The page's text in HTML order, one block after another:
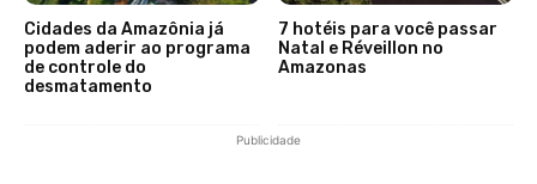
Cidades da Amazônia já
podem aderir ao programa
de controle do
desmatamento
7 hotéis para você passar
Natal e Réveillon no
Amazonas
Publicidade